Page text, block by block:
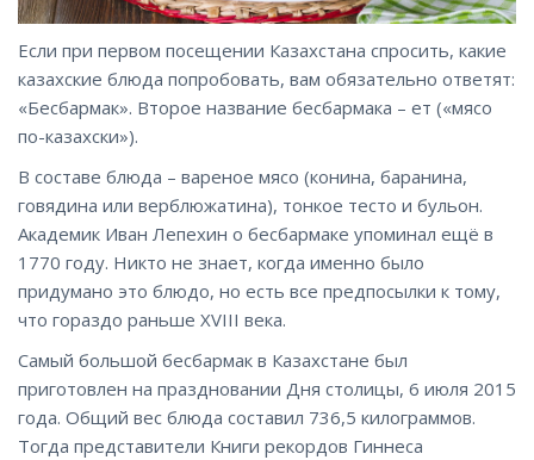
Если при первом посещении Казахстана спросить, какие
казахские блюда попробовать, вам обязательно ответят:
«Бесбармак». Второе название бесбармака – ет («мясо
по-казахски»).
В составе блюда – вареное мясо (конина, баранина,
говядина или верблюжатина), тонкое тесто и бульон.
Академик Иван Лепехин о бесбармаке упоминал ещё в
1770 году. Никто не знает, когда именно было
придумано это блюдо, но есть все предпосылки к тому,
что гораздо раньше XVIII века.
Самый большой бесбармак в Казахстане был
приготовлен на праздновании Дня столицы, 6 июля 2015
года. Общий вес блюда составил 736,5 килограммов.
Тогда представители Книги рекордов Гиннеса